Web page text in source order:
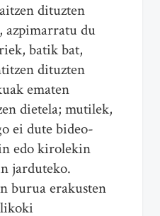
dituzten
azpimarratu du
batik bat,
dituzten
ematen
dietela; mutilek,
ei dute bideo-
edo kirolekin
jarduteko.
burua erakusten